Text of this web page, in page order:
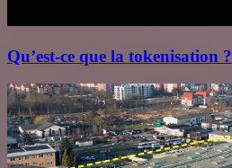
Qu’est‑ce que la tokenisation ?